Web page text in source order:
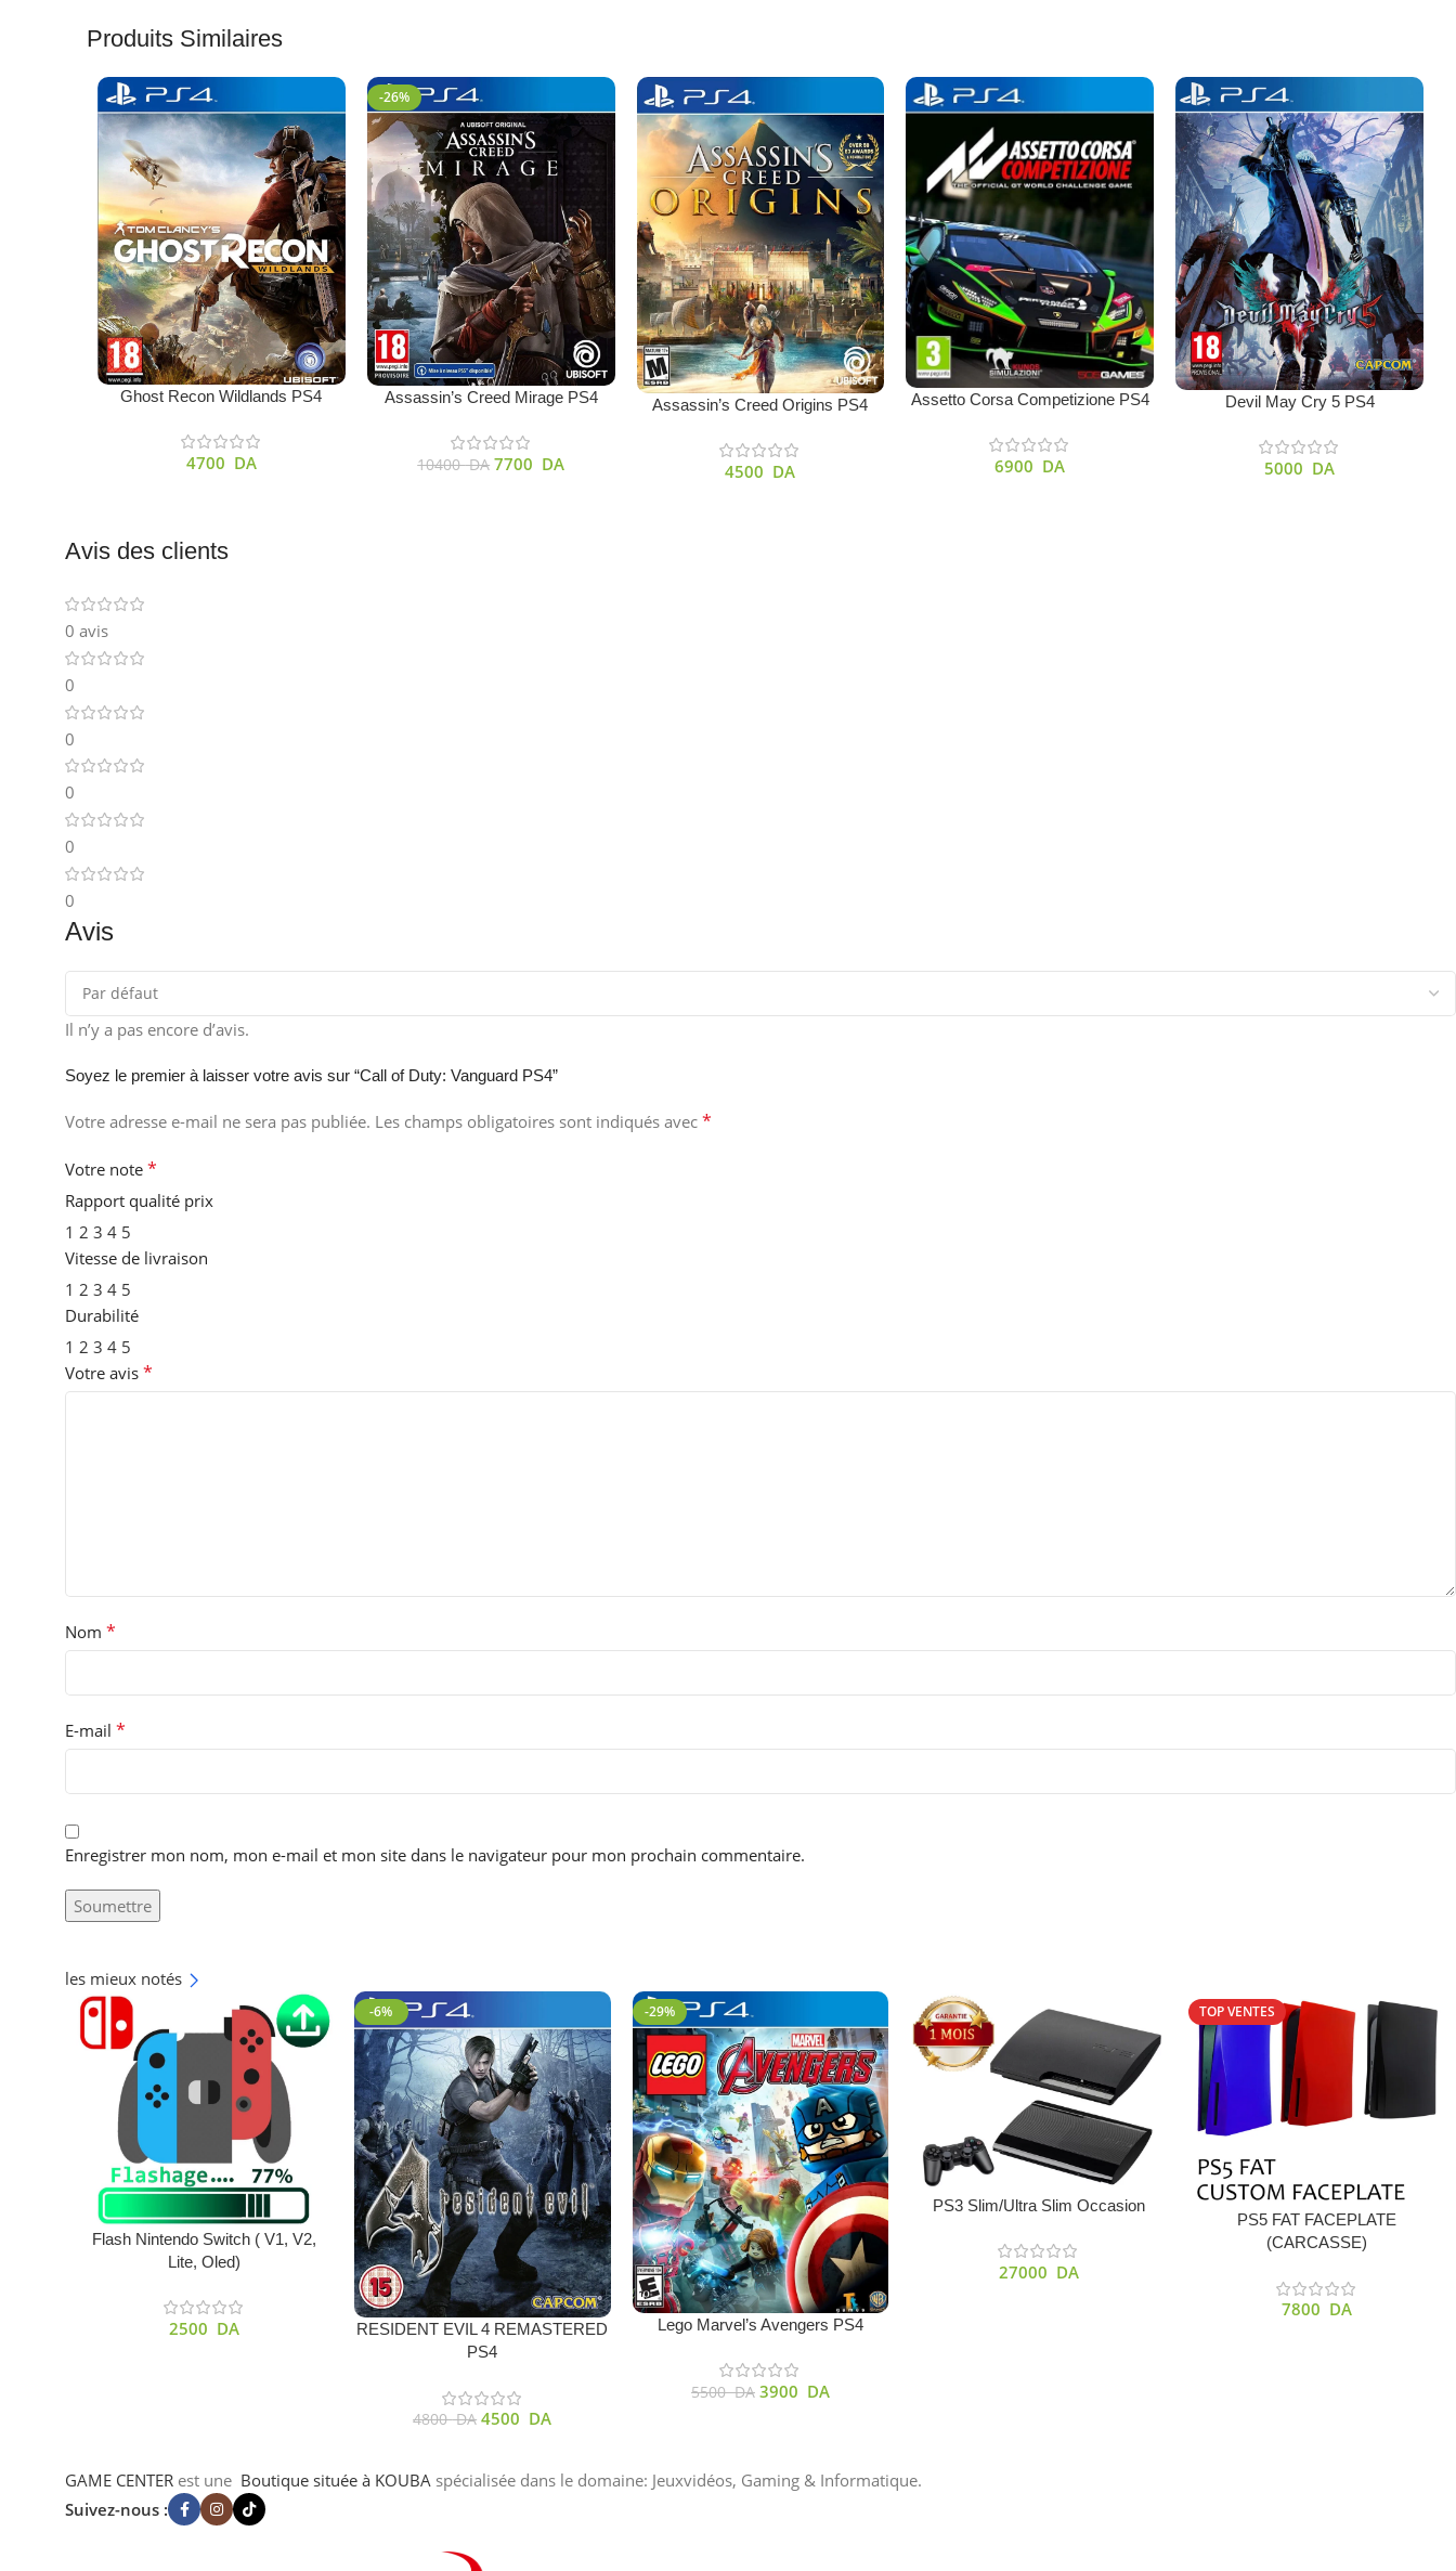
Produits Similaires
Ajouter Au Panier
Ghost Recon Wildlands PS4
4700 DA
-26%
Ajouter Au Panier
Assassin’s Creed Mirage PS4
10400DA 7700 DA
Ajouter Au Panier
Assassin’s Creed Origins PS4
4500 DA
Ajouter Au Panier
Assetto Corsa Competizione PS4
6900 DA
Ajouter Au Panier
Devil May Cry 5 PS4
5000 DA
Avis des clients
0 avis
0
0
0
0
0
Avis
Il n’y a pas encore d’avis.
Soyez le premier à laisser votre avis sur “Call of Duty: Vanguard PS4”
Votre adresse e-mail ne sera pas publiée. Les champs obligatoires sont indiqués avec *
Votre note *
Rapport qualité prix
1 2 3 4 5
Vitesse de livraison
1 2 3 4 5
Durabilité
1 2 3 4 5
Votre avis *
Nom *
E-mail *
Enregistrer mon nom, mon e-mail et mon site dans le navigateur pour mon prochain commentaire.
les mieux notés
Acheter Le Produit
Flash Nintendo Switch ( V1, V2,
Lite, Oled)
2500 DA
-6%
Ajouter Au Panier
RESIDENT EVIL 4 REMASTERED
PS4
4800DA 4500 DA
-29%
Ajouter Au Panier
Lego Marvel’s Avengers PS4
5500DA 3900 DA
Choix Des Options
PS3 Slim/Ultra Slim Occasion
27000 DA
TOP VENTES
Choix Des Options
PS5 FAT FACEPLATE
(CARCASSE)
7800 DA
GAME CENTER est une Boutique située à KOUBA spécialisée dans le domaine: Jeuxvidéos, Gaming & Informatique.
Suivez-nous :